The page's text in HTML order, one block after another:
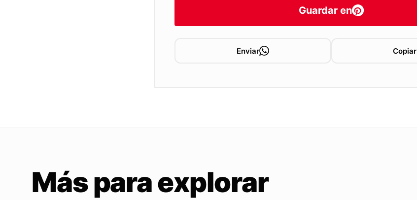
Guardar en
Enviar Copiar
Más para explorar